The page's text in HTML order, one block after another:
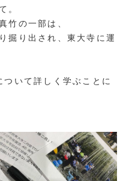
。
竹の一部は、
掘り出され、東大寺に運
いて詳しく学ぶことに